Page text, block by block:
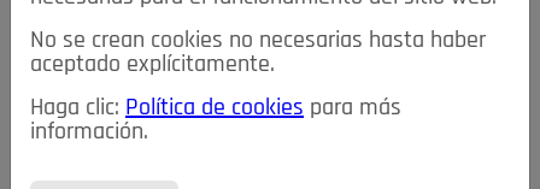
NOTICIAS SERVICIOS DE INTERÉS
TABLÓN DE ANUNCIOS MIS ANUNCIOS CONTACTO
NOSOTROS
No se crean cookies no necesarias hasta haber
aceptado explícitamente.
Haga clic: Política de cookies para más
información.